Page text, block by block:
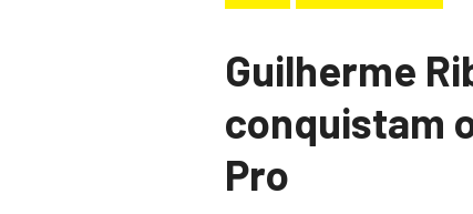
Guilherme
conquistam
Pro